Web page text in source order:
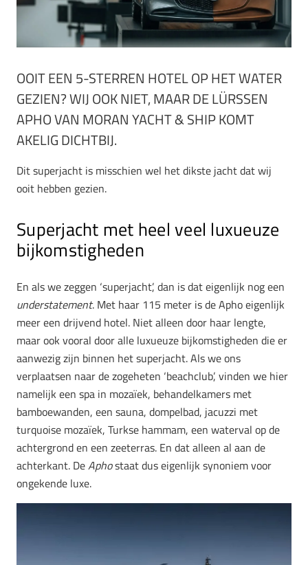
OOIT EEN 5-STERREN HOTEL OP HET WATER
GEZIEN? WIJ OOK NIET, MAAR DE LÜRSSEN
APHO VAN MORAN YACHT & SHIP KOMT
AKELIG DICHTBIJ.
Dit superjacht is misschien wel het dikste jacht dat wij
ooit hebben gezien.
Superjacht met heel veel luxueuze
bijkomstigheden
En als we zeggen ‘superjacht’, dan is dat eigenlijk nog een
understatement. Met haar 115 meter is de Apho eigenlijk
meer een drijvend hotel. Niet alleen door haar lengte,
maar ook vooral door alle luxueuze bijkomstigheden die er
aanwezig zijn binnen het superjacht. Als we ons
verplaatsen naar de zogeheten ‘beachclub’, vinden we hier
namelijk een spa in mozaïek, behandelkamers met
bamboewanden, een sauna, dompelbad, jacuzzi met
turquoise mozaïek, Turkse hammam, een waterval op de
achtergrond en een zeeterras. En dat alleen al aan de
achterkant. DeAphostaat dus eigenlijk synoniem voor
ongekende luxe.